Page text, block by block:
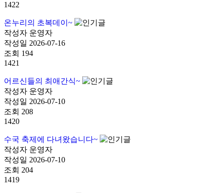
1422
온누리의 초복데이~
작성자 운영자
작성일 2026-07-16
조회 194
1421
어르신들의 최애간식~
작성자 운영자
작성일 2026-07-10
조회 208
1420
수국 축제에 다녀왔습니다~
작성자 운영자
작성일 2026-07-10
조회 204
1419